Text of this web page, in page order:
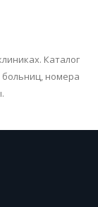
Каталог
номера